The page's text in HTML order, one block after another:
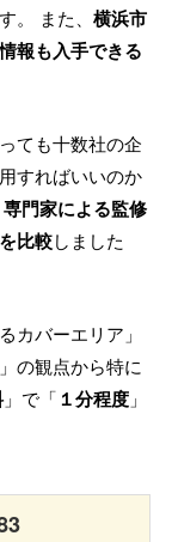
。 また、 横浜市
報も入手できる
ても十数社の企
すればいいのか
専門家による監修
比較しました
カバーエリア」
の観点から特に
」で「 １分程度 」